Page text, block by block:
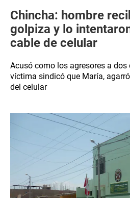
Chincha: hombre
golpiza y lo
cable de celular
Acusó como los agresores a dos
víctima sindicó que María,
del celular